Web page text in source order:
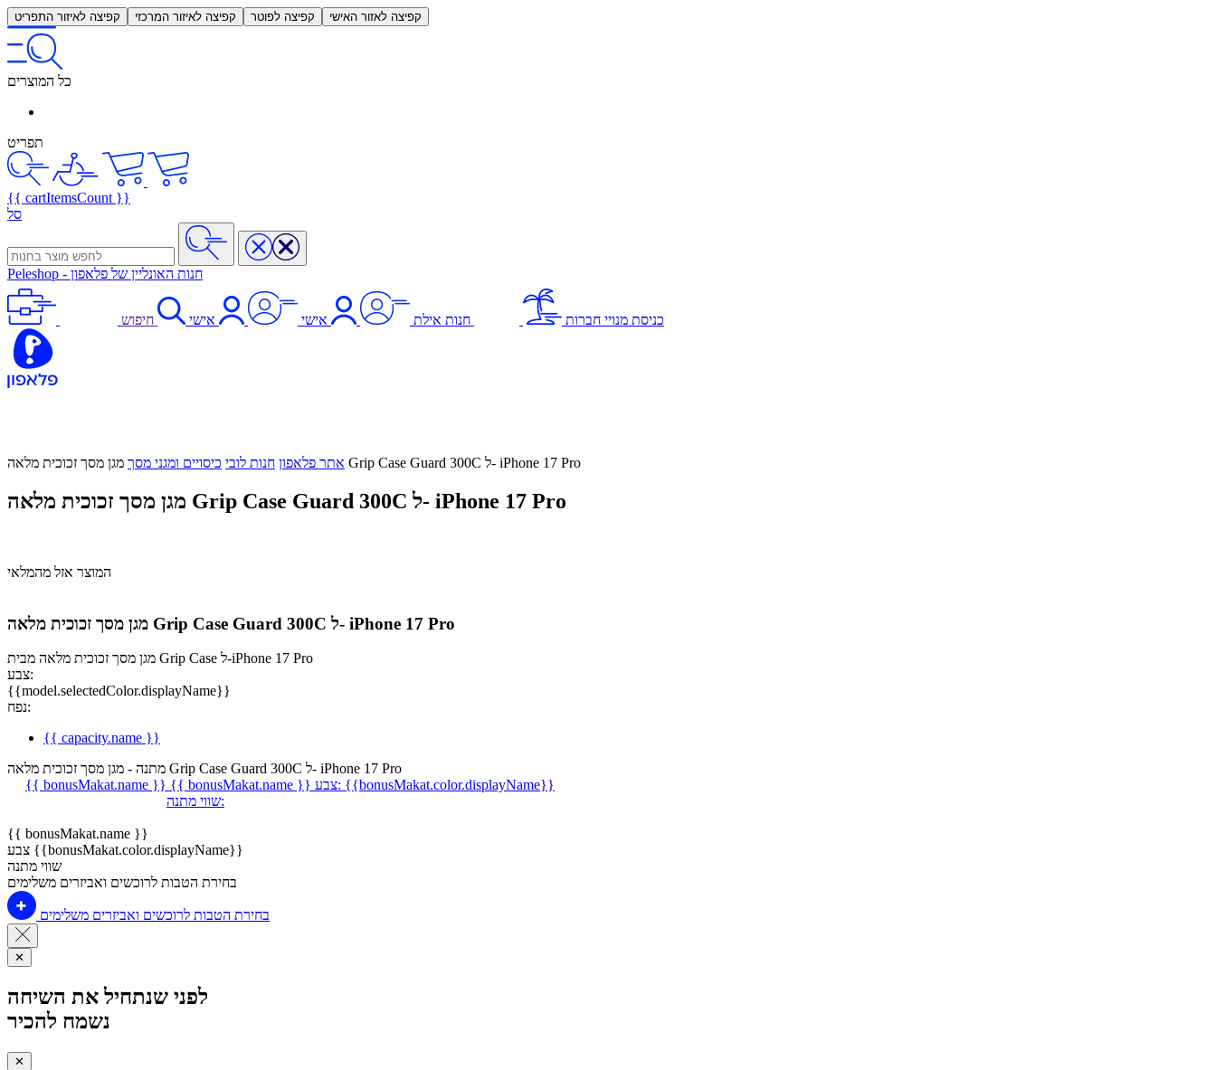
קפיצה לאיזור התפריט קפיצה לאיזור המרכזי קפיצה לפוטר קפיצה לאזור האישי
כל המוצרים
תפריט
{{ cartItemsCount }}
סל
Peleshop - חנות האונליין של פלאפון
כניסת מנויי חברות חנות אילת אישי אישי חיפוש
אתר פלאפון חנות לובי כיסויים ומגני מסך מגן מסך זכוכית מלאה Grip Case Guard 300C ל- iPhone 17 Pro
מגן מסך זכוכית מלאה Grip Case Guard 300C ל- iPhone 17 Pro
המוצר אזל מהמלאי
מגן מסך זכוכית מלאה Grip Case Guard 300C ל- iPhone 17 Pro
מגן מסך זכוכית מלאה מבית Grip Case ל-iPhone 17 Pro
צבע:
{{model.selectedColor.displayName}}
נפח:
{{ capacity.name }}
מתנה - מגן מסך זכוכית מלאה Grip Case Guard 300C ל- iPhone 17 Pro
{{ bonusMakat.name }} {{ bonusMakat.name }} צבע: {{bonusMakat.color.displayName}}
שווי מתנה:
{{ bonusMakat.name }}
צבע {{bonusMakat.color.displayName}}
שווי מתנה
בחירת הטבות לרוכשים ואביזרים משלימים
בחירת הטבות לרוכשים ואביזרים משלימים
✕
לפני שנתחיל את השיחה
נשמח להכיר
✕